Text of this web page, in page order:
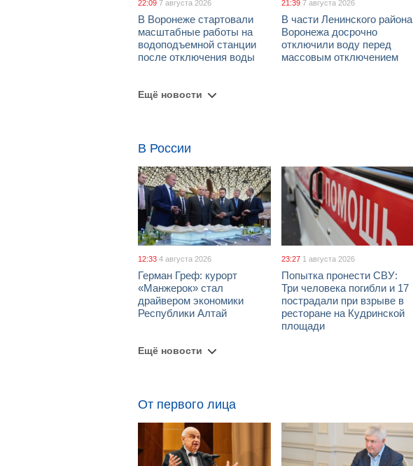
22:09 7 августа 2026
В Воронеже стартовали
масштабные работы на
водоподъемной станции
после отключения воды
21:39 7 августа 2026
В части Ленинского района
Воронежа досрочно
отключили воду перед
массовым отключением
Ещё новости
В России
12:33 4 августа 2026
Герман Греф: курорт
«Манжерок» стал
драйвером экономики
Республики Алтай
23:27 1 августа 2026
Попытка пронести СВУ:
Три человека погибли и 17
пострадали при взрыве в
ресторане на Кудринской
площади
Ещё новости
От первого лица